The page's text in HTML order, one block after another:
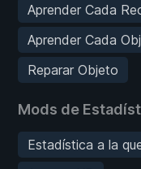
Aprender Cada
Aprender Cada
Reparar Objeto
Mods de
Estadística a la